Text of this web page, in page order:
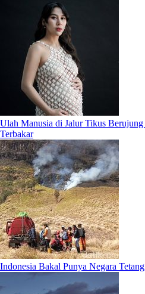
Ulah Manusia di Jalur Tikus
Terbakar
Indonesia Bakal Punya Negara